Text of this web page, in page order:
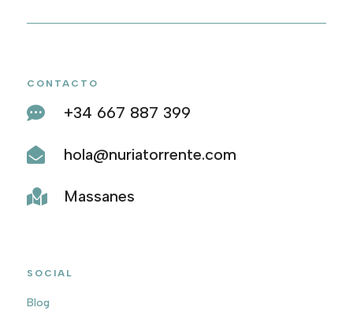
CONTACTO
 +34 667 887 399
 hola@nuriatorrente.com
 Massanes
SOCIAL
Blog